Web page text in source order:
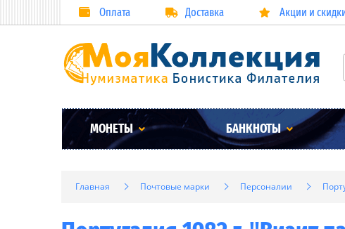
Оплата Доставка Акции и
МОНЕТЫ БАНКНОТЫ
Главная Почтовые марки Персоналии